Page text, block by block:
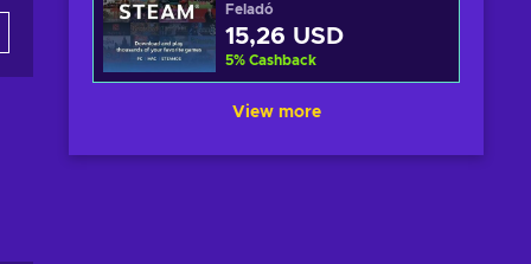
Feladó
15,26 USD
5% Cashback
View more